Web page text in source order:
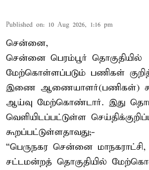
Published on: 10 Aug 2026, 1:16 pm
சென்னை,
சென்னை பெரம்பூர் தொகுதியில்
மேற்கொள்ளப்படும் பணிகள்
இணை ஆணையாளர்(பணிகள்)
ஆய்வு மேற்கொண்டார். இது
வெளியிடப்பட்டுள்ள
கூறப்பட்டுள்ளதாவது;-
“பெருநகர சென்னை மாநகராட்சி,
சட்டமன்றத் தொகுதியில்